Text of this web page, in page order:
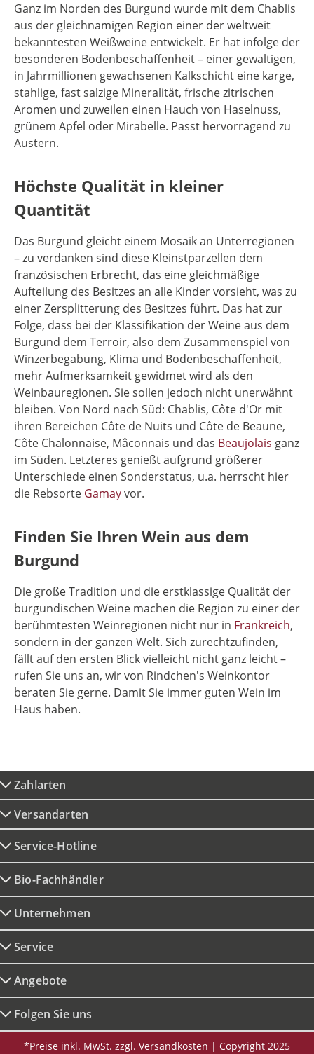
Ganz im Norden des Burgund wurde mit dem Chablis
aus der gleichnamigen Region einer der weltweit
bekanntesten Weißweine entwickelt. Er hat infolge der
besonderen Bodenbeschaffenheit – einer gewaltigen,
in Jahrmillionen gewachsenen Kalkschicht eine karge,
stahlige, fast salzige Mineralität, frische zitrischen
Aromen und zuweilen einen Hauch von Haselnuss,
grünem Apfel oder Mirabelle. Passt hervorragend zu
Austern.
Höchste Qualität in kleiner
Quantität
Das Burgund gleicht einem Mosaik an Unterregionen
– zu verdanken sind diese Kleinstparzellen dem
französischen Erbrecht, das eine gleichmäßige
Aufteilung des Besitzes an alle Kinder vorsieht, was zu
einer Zersplitterung des Besitzes führt. Das hat zur
Folge, dass bei der Klassifikation der Weine aus dem
Burgund dem Terroir, also dem Zusammenspiel von
Winzerbegabung, Klima und Bodenbeschaffenheit,
mehr Aufmerksamkeit gewidmet wird als den
Weinbauregionen. Sie sollen jedoch nicht unerwähnt
bleiben. Von Nord nach Süd: Chablis, Côte d'Or mit
ihren Bereichen Côte de Nuits und Côte de Beaune,
Côte Chalonnaise, Mâconnais und das Beaujolais ganz
im Süden. Letzteres genießt aufgrund größerer
Unterschiede einen Sonderstatus, u.a. herrscht hier
die Rebsorte Gamayvor.
Finden Sie Ihren Wein aus dem
Burgund
Die große Tradition und die erstklassige Qualität der
burgundischen Weine machen die Region zu einer der
berühmtesten Weinregionen nicht nur in Frankreich,
sondern in der ganzen Welt. Sich zurechtzufinden,
fällt auf den ersten Blick vielleicht nicht ganz leicht –
rufen Sie uns an, wir von Rindchen's Weinkontor
beraten Sie gerne. Damit Sie immer guten Wein im
Haus haben.
Zahlarten
Versandarten
Service-Hotline
Bio-Fachhändler
Unternehmen
Service
Angebote
Folgen Sie uns
*Preise inkl. MwSt. zzgl. Versandkosten | Copyright 2025